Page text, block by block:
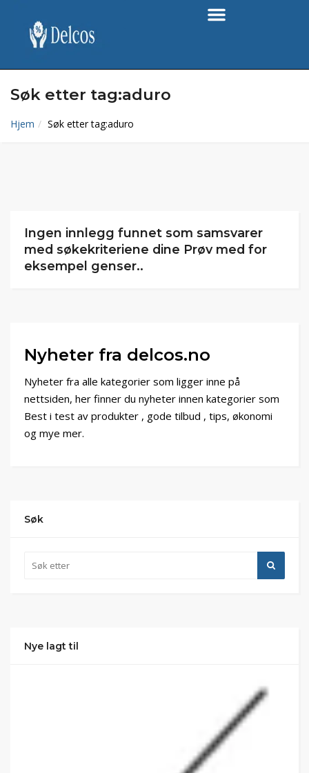
Søk etter tag:aduro
Hjem Søk etter tag:aduro
Ingen innlegg funnet som samsvarer
med søkekriteriene dine Prøv med for
eksempel genser..
Nyheter fra delcos.no
Nyheter fra alle kategorier som ligger inne på
nettsiden, her finner du nyheter innen kategorier som
Best i test av produkter , gode tilbud , tips, økonomi
og mye mer.
Søk
Nye lagt til